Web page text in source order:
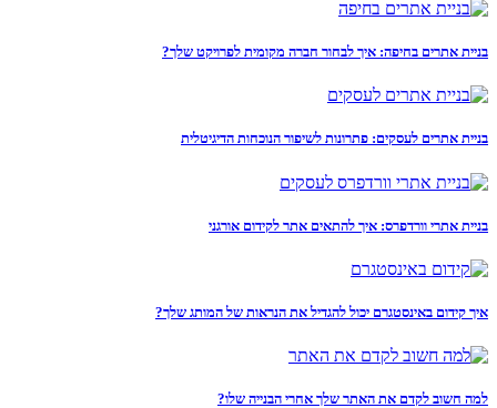
בניית אתרים בחיפה: איך לבחור חברה מקומית לפרויקט שלך?
בניית אתרים לעסקים: פתרונות לשיפור הנוכחות הדיגיטלית
בניית אתרי וורדפרס: איך להתאים אתר לקידום אורגני
איך קידום באינסטגרם יכול להגדיל את הנראות של המותג שלך?
למה חשוב לקדם את האתר שלך אחרי הבנייה שלו?